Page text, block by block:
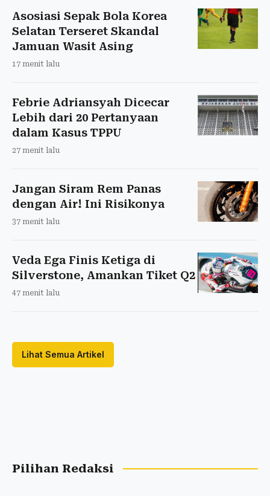
Asosiasi Sepak Bola Korea
Selatan Terseret Skandal
Jamuan Wasit Asing
17 menit lalu
Febrie Adriansyah Dicecar
Lebih dari 20 Pertanyaan
dalam Kasus TPPU
27 menit lalu
Jangan Siram Rem Panas
dengan Air! Ini Risikonya
37 menit lalu
Veda Ega Finis Ketiga di
Silverstone, Amankan Tiket Q2
47 menit lalu
Lihat Semua Artikel
Pilihan Redaksi